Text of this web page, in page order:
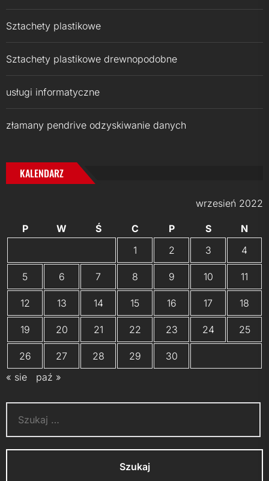
Sztachety plastikowe
Sztachety plastikowe drewnopodobne
usługi informatyczne
złamany pendrive odzyskiwanie danych
KALENDARZ
wrzesień 2022
P W Ś C P S
N
1
2 3 4
5 6 7 8 9 10 11
12 13 14 15 16 17 18
19 20 21 22 23 24 25
26 27 28 29
30
« sie
paź »